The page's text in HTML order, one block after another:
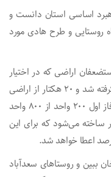
اساسی استان دانست و
روستایی و طرح هادی مورد
اراضی که در اختیار
بنیاد علوی بود برای ساخت مسکن در نظر گرفته شد و ۲۰ هکتار از اراضی
به بافت ۲۰ هکتاری روستا الحاق یافت و در فاز اول ۲۰۰ واحد از ۸۰۰ واحد
ساخته می‌شود که برای این
ببین و روستاهای سعدآباد